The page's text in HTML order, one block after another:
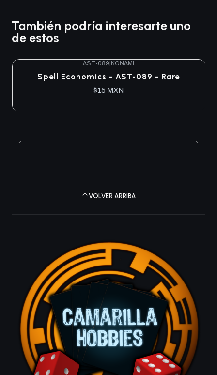
También podría interesarte uno
de estos
Agotado
AST-089|KONAMI
Spell Economics - AST-089 - Rare
$15 MXN
VOLVER ARRIBA